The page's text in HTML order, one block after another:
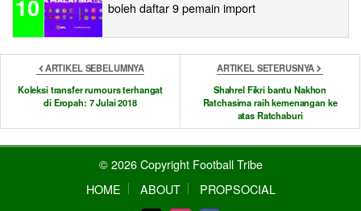
10
boleh daftar 9 pemain import
ARTIKEL SEBELUMNYA
Koleksi transfer rumours terhangat
di Eropah: 7 Julai 2018
ARTIKEL SETERUSNYA
Shahrel Fikri bantu Nakhon
Ratchasima raih kemenangan ke
atas Ratchaburi
© 2026 Copyright Football Tribe
HOME
ABOUT PROPSOCIAL